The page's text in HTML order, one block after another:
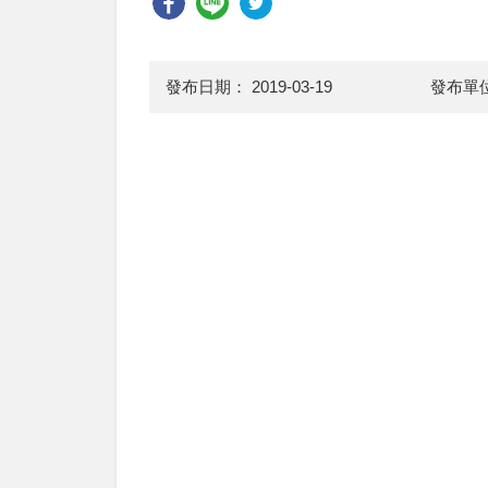
發布日期： 2019-03-19 發布單